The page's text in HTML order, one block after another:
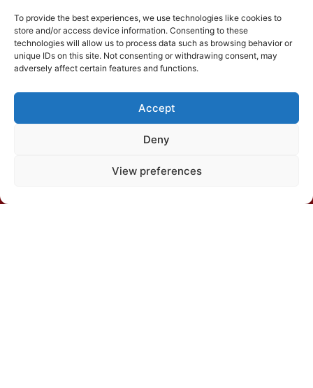
To provide the best experiences, we use technologies like cookies to
store and/or access device information. Consenting to these
technologies will allow us to process data such as browsing behavior or
unique IDs on this site. Not consenting or withdrawing consent, may
adversely affect certain features and functions.
Accept
Deny
View preferences